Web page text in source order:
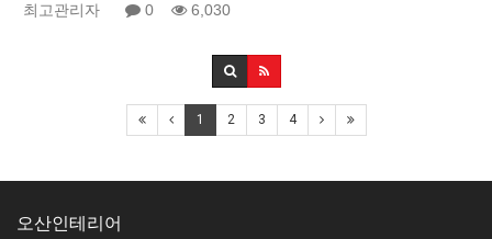
최고관리자 0 6,030
1 2 3 4
오산인테리어